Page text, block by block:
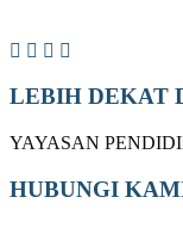
LEBIH DEKAT
YAYASAN
HUBUNGI